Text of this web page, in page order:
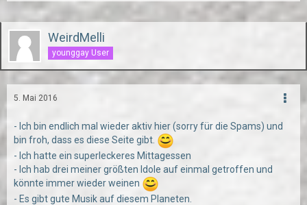
WeirdMelli
younggay User
5. Mai 2016
- Ich bin endlich mal wieder aktiv hier (sorry für die Spams) und
bin froh, dass es diese Seite gibt.
- Ich hatte ein superleckeres Mittagessen
- Ich hab drei meiner größten Idole auf einmal getroffen und
könnte immer wieder weinen
- Es gibt gute Musik auf diesem Planeten.